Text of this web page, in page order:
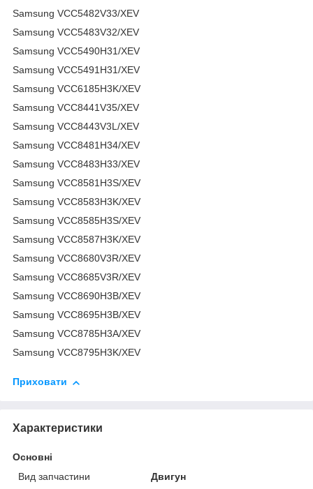
Samsung VCC5482V33/XEV
Samsung VCC5483V32/XEV
Samsung VCC5490H31/XEV
Samsung VCC5491H31/XEV
Samsung VCC6185H3K/XEV
Samsung VCC8441V35/XEV
Samsung VCC8443V3L/XEV
Samsung VCC8481H34/XEV
Samsung VCC8483H33/XEV
Samsung VCC8581H3S/XEV
Samsung VCC8583H3K/XEV
Samsung VCC8585H3S/XEV
Samsung VCC8587H3K/XEV
Samsung VCC8680V3R/XEV
Samsung VCC8685V3R/XEV
Samsung VCC8690H3B/XEV
Samsung VCC8695H3B/XEV
Samsung VCC8785H3A/XEV
Samsung VCC8795H3K/XEV
Приховати
Характеристики
Основні
Вид запчастини
Двигун